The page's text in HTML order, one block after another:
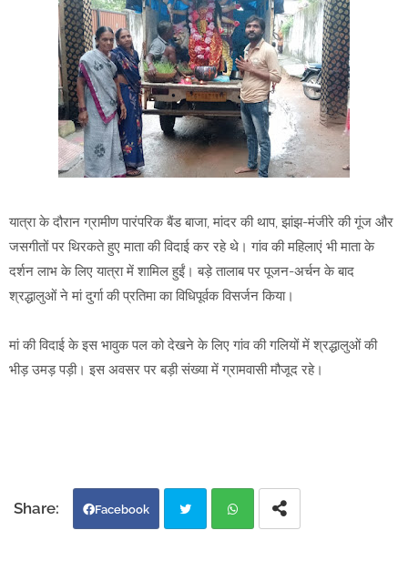
यात्रा के दौरान ग्रामीण पारंपरिक बैंड बाजा, मांदर की थाप, झांझ-मंजीरे की गूंज और
जसगीतों पर थिरकते हुए माता की विदाई कर रहे थे। गांव की महिलाएं भी माता के
दर्शन लाभ के लिए यात्रा में शामिल हुईं। बड़े तालाब पर पूजन-अर्चन के बाद
श्रद्धालुओं ने मां दुर्गा की प्रतिमा का विधिपूर्वक विसर्जन किया।
मां की विदाई के इस भावुक पल को देखने के लिए गांव की गलियों में श्रद्धालुओं की
भीड़ उमड़ पड़ी। इस अवसर पर बड़ी संख्या में ग्रामवासी मौजूद रहे।
Facebook